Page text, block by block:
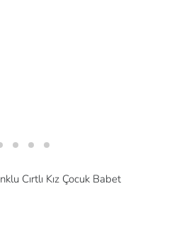
Cırtlı Kız Çocuk Babet